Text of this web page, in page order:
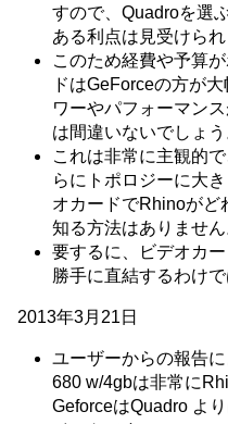
すので、Quadroを選
ある利点は見受けられ
このため経費や予算
ドはGeForceの方が
ワーやパフォーマン
は間違いないでしょう
これは非常に主観的
らにトポロジーに大
オカードでRhinoがど
知る方法はありません
要するに、ビデオカ
勝手に直結するわけ
2013年3月21日
ユーザーからの報告
680 w/4gbは非常に
GeforceはQuadro よ